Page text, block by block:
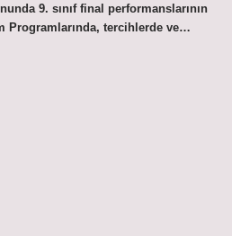
9. sınıf final performanslarının
Programlarında, tercihlerde ve…